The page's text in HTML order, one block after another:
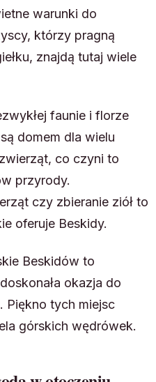
warunki do
którzy pragną
znajdą tutaj wiele
faunie i florze
domem dla wielu
co czyni to
przyrody.
czy zbieranie ziół to
oferuje Beskidy.
Beskidów to
okazja do
Piękno tych miejsc
górskich wędrówek.